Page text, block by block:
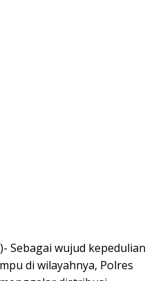
Sebagai wujud kepedulian
di wilayahnya, Polres